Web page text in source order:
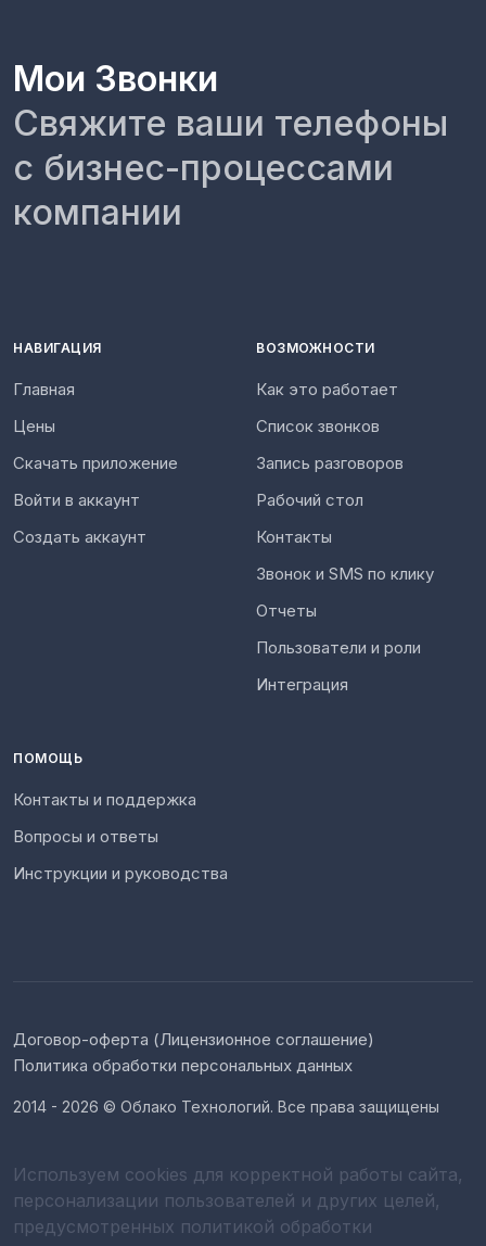
Мои Звонки
Свяжите ваши телефоны
с бизнес-процессами
компании
НАВИГАЦИЯ
Главная
Цены
Скачать приложение
Войти в аккаунт
Создать аккаунт
ВОЗМОЖНОСТИ
Как это работает
Список звонков
Запись разговоров
Рабочий стол
Контакты
Звонок и SMS по клику
Отчеты
Пользователи и роли
Интеграция
ПОМОЩЬ
Контакты и поддержка
Вопросы и ответы
Инструкции и руководства
Договор-оферта (Лицензионное соглашение)
Политика обработки персональных данных
2014 - 2026 © Облако Технологий. Все права защищены
Используем cookies для корректной работы сайта,
персонализации пользователей и других целей,
предусмотренных политикой обработки